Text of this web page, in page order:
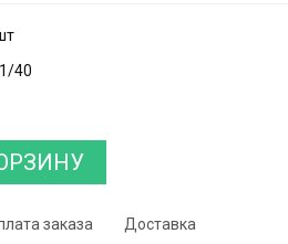
40
заказа Доставка